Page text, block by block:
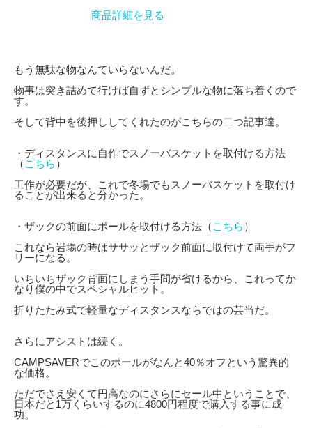
商品詳細を見る
もう無駄な物なんていらないんだ。
物事は突き詰めて行けば自ずとシンプルな物に落ち着くので
す。
そして背中を後押ししてくれたのがこちらの二つ記事達。
・ディスタンスに自作でスノーバスケットを取付ける方法
（ こちら ）
工作が必要だが、これで冬場でもスノーバスケットを取付け
ることが出来ると分かった。
・ザックの前面にポールを取付ける方法（ こちら ）
これなら岩場の時はササッとザック前面に取付けて両手がフ
リーになる。
いちいちザック背面にしまう手間が省けるから、これってか
なり僕の中でスペシャルヒット。
折りたたみ式で軽量なディスタンスならではの芸当だ。
さらにアシストは続く。
CAMPSAVERでこのポールがなんと40％オフという驚異的
な価格。
ただでさえ安くて円高なのにさらにセール中ということで、
日本だと1万くらいするのに4800円程度で購入する事に成
功。